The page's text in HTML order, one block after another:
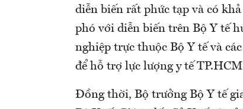
diễn biến rất phức tạp và có
phó với diễn biến trên Bộ Y tế
nghiệp trực thuộc Bộ Y tế và
để hỗ trợ lực lượng y tế
Đồng thời, Bộ trưởng Bộ Y tế